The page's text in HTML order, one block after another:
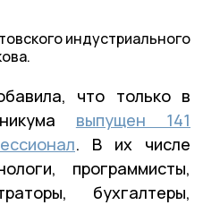
индустриального
что только в
выпущен 141
. В их числе
программисты,
бухгалтеры,